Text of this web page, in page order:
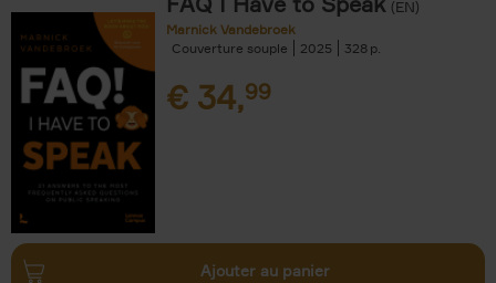
(EN)
Marnick Vandebroek
Couverture souple
2025 328
€ 34,99
Ajouter au panier